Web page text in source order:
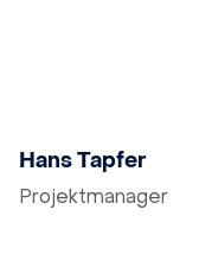
Hans Tapfer
Projektmanager